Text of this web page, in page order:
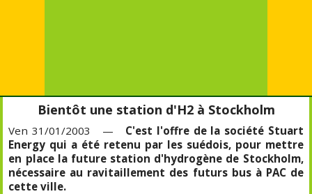
Bientôt une station d'H2 à Stockholm
Ven 31/01/2003 — C'est l'offre de la société Stuart
Energy qui a été retenu par les suédois, pour mettre
en place la future station d'hydrogène de Stockholm,
nécessaire au ravitaillement des futurs bus à PAC de
cette ville.